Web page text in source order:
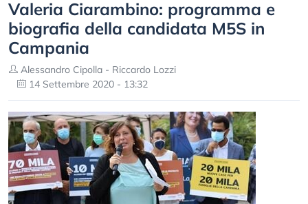
Valeria Ciarambino: programma e
biografia della candidata M5S in
Campania
Alessandro Cipolla - Riccardo Lozzi
14 Settembre 2020 - 13:32